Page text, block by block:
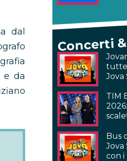
dal
e da
Concerti
tutte
Jova
TIM
Bus
Jova
con i